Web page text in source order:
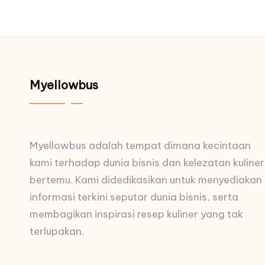
Myellowbus
Myellowbus adalah tempat dimana kecintaan
kami terhadap dunia bisnis dan kelezatan kuliner
bertemu. Kami didedikasikan untuk menyediakan
informasi terkini seputar dunia bisnis, serta
membagikan inspirasi resep kuliner yang tak
terlupakan.